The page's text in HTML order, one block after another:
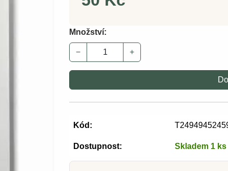
Množství:
− +
Kód:
Dostupnost: Skladem 1 ks